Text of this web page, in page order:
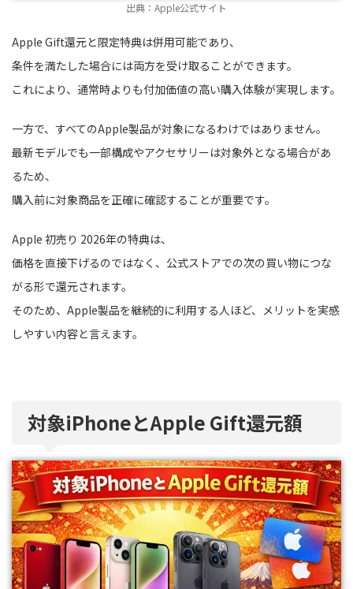
出典：Apple公式サイト
Apple Gift還元と限定特典は併用可能であり、
条件を満たした場合には両方を受け取ることができます。
これにより、通常時よりも付加価値の高い購入体験が実現します。
一方で、すべてのApple製品が対象になるわけではありません。
最新モデルでも一部構成やアクセサリーは対象外となる場合があ
るため、
購入前に対象商品を正確に確認することが重要です。
Apple 初売り 2026年の特典は、
価格を直接下げるのではなく、公式ストアでの次の買い物につな
がる形で還元されます。
そのため、Apple製品を継続的に利用する人ほど、メリットを実感
しやすい内容と言えます。
対象iPhoneとApple Gift還元額